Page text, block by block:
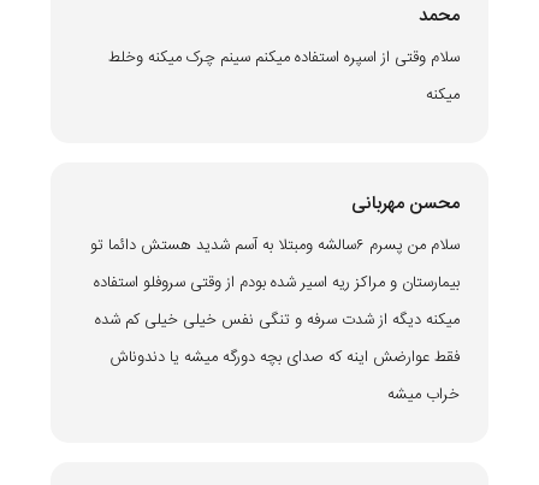
محمد
سلام وقتی از اسپره استفاده میکنم سینم چرک میکنه وخلط
میکنه
محسن مهربانی
سلام من پسرم ۶سالشه ومبتلا به آسم شدید هستش دائما تو
بیمارستان و مراکز ریه اسیر شده بودم از وقتی سروفلو استفاده
میکنه دیگه از شدت سرفه و تنگی نفس خیلی خیلی کم شده
فقط عوارضش اینه که صدای بچه دورگه میشه یا دندوناش
خراب میشه